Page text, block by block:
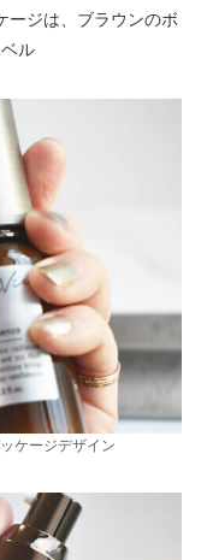
ージは、ブラウンのボ
ル
ケージデザイン